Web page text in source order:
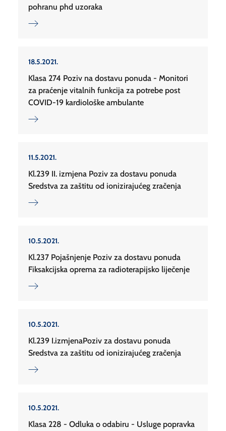
pohranu phd uzoraka
18.5.2021.
Klasa 274 Poziv na dostavu ponuda - Monitori
za praćenje vitalnih funkcija za potrebe post
COVID-19 kardiološke ambulante
11.5.2021.
Kl.239 II. izmjena Poziv za dostavu ponuda
Sredstva za zaštitu od ionizirajućeg zračenja
10.5.2021.
Kl.237 Pojašnjenje Poziv za dostavu ponuda
Fiksakcijska oprema za radioterapijsko liječenje
10.5.2021.
Kl.239 I.izmjenaPoziv za dostavu ponuda
Sredstva za zaštitu od ionizirajućeg zračenja
10.5.2021.
Klasa 228 - Odluka o odabiru - Usluge popravka